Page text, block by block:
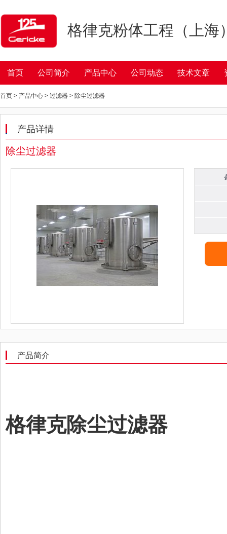
格律克粉体工程（上海
首页 公司简介 产品中心 公司动态 技术文章
首页 > 产品中心 > 过滤器 > 除尘过滤器
产品详情
除尘过滤器
产品简介
格律克除尘过滤器